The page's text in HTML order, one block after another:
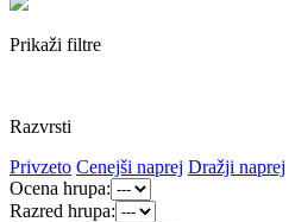
Prikaži filtre
Razvrsti
Privzeto Cenejši naprej Dražji naprej
Ocena hrupa:
Razred hrupa: